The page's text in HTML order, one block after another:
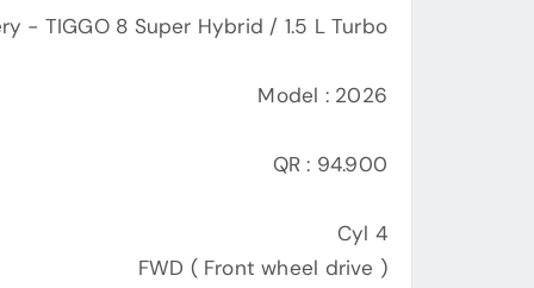
- TIGGO 8 Super Hybrid / 1.5 L Turbo
Model : 2026
QR : 94.900
4 Cyl
FWD ( Front wheel drive )